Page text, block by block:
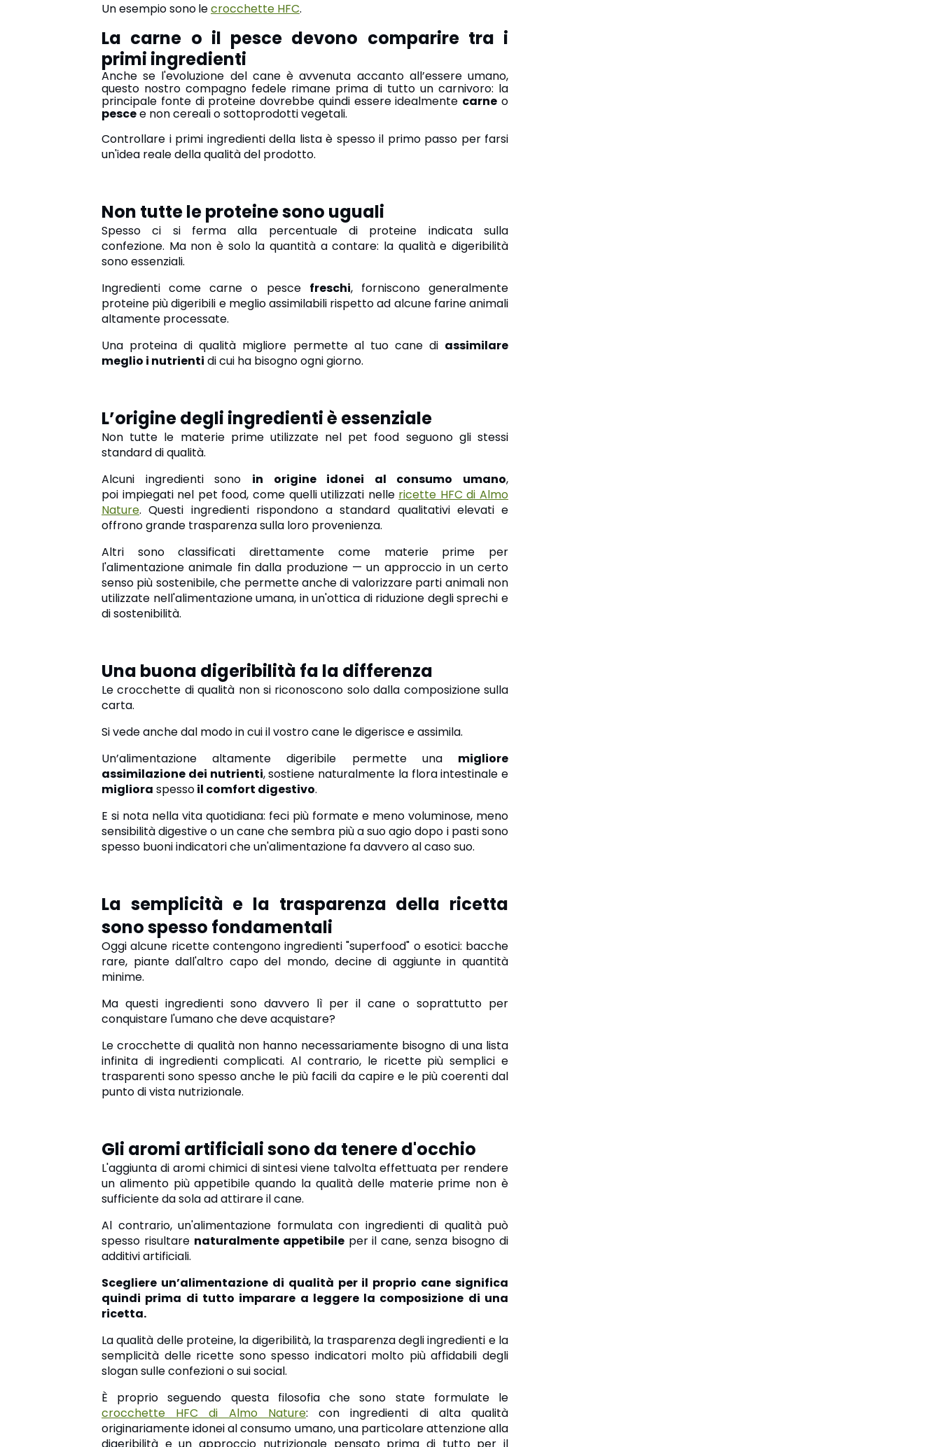
Un esempio sonolecrocchette HFC.
La carne o il pesce devono comparire tra i
primi ingredienti
Anche se l'evoluzione del cane è avvenuta accanto all’essere umano,
questo nostro compagno fedele rimane prima di tutto un carnivoro: la
principale fonte di proteine dovrebbe quindi essere idealmente carne o
pescee non cereali o sottoprodotti vegetali.
Controllare i primi ingredienti della lista è spesso il primo passo per farsi
un'idea reale della qualità del prodotto.
Non tutte le proteine sono uguali
Spesso ci si ferma alla percentuale di proteine indicata sulla
confezione. Manon è solo la quantità a contare: la qualità e digeribilità
sono essenziali.
Ingredienti come carne o pesce freschi, forniscono generalmente
proteine più digeribili e meglio assimilabili rispetto ad alcune farine animali
altamente processate.
Una proteina di qualità migliore permette al tuo cane di assimilare
meglio i nutrienti di cui ha bisogno ogni giorno.
L’origine degli ingredienti è essenziale
Non tutte le materie prime utilizzate nel pet food seguono gli stessi
standard di qualità.
Alcuni ingredienti sono in origine idonei al consumo umano,
poi impiegati nel pet food, come quelli utilizzati nelle ricette HFC di Almo
Nature. Questi ingredienti rispondono a standard qualitativi elevati e
offrono grande trasparenza sulla loro provenienza.
Altri sono classificati direttamente come materie prime per
l'alimentazione animale fin dalla produzione — un approccio in un certo
senso più sostenibile, che permette anche di valorizzare parti animali non
utilizzate nell'alimentazione umana, in un'ottica di riduzione degli sprechi e
di sostenibilità.
Una buona digeribilità fa la differenza
Le crocchette di qualità non si riconoscono solo dalla composizione sulla
carta.
Si vede anche dal modo in cui il vostro cane le digerisce e assimila.
Un’alimentazione altamente digeribile permette una migliore
assimilazione dei nutrienti,sostiene naturalmente la flora intestinale e
migliora spessoil comfort digestivo.
E si nota nella vita quotidiana: feci più formate e meno voluminose, meno
sensibilità digestive o un cane che sembra più a suo agio dopo i pasti sono
spesso buoni indicatori che un'alimentazione fa davvero al caso suo.
La semplicità e la trasparenza della ricetta
sono spesso fondamentali
Oggi alcune ricette contengono ingredienti "superfood" o esotici: bacche
rare, piante dall'altro capo del mondo, decine di aggiunte in quantità
minime.
Ma questi ingredienti sono davvero lì per il cane o soprattutto per
conquistare l'umano che deve acquistare?
Le crocchette di qualità non hanno necessariamente bisogno di una lista
infinita di ingredienti complicati. Al contrario, le ricette più semplici e
trasparenti sono spesso anche le più facili da capire e le più coerenti dal
punto di vista nutrizionale.
Gli aromi artificiali sono da tenere d'occhio
L'aggiunta di aromi chimici di sintesi viene talvolta effettuata per rendere
un alimento più appetibile quando la qualità delle materie prime non è
sufficiente da sola ad attirare il cane.
Al contrario, un'alimentazione formulata con ingredienti di qualità può
spesso risultare naturalmente appetibileper il cane, senza bisogno di
additivi artificiali.
Scegliere un’alimentazione di qualità per il proprio cane significa
quindi prima di tutto imparare a leggere la composizione di una
ricetta.
La qualità delle proteine, la digeribilità, la trasparenza degli ingredienti e la
semplicità delle ricette sono spesso indicatori molto più affidabili degli
slogan sulle confezioni o sui social.
È proprio seguendo questa filosofia che sono state formulate le
crocchette HFC di Almo Nature: con ingredienti di alta qualità
originariamente idonei al consumo umano, una particolare attenzione alla